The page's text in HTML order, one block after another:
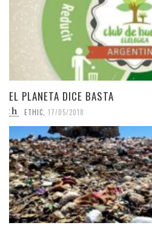
EL PLANETA DICE BASTA
ETHIC, 17/05/2018